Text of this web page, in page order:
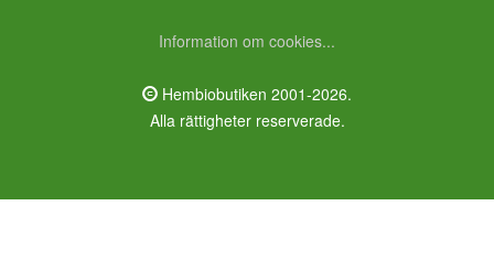
Information om cookies...
Hembiobutiken 2001-2026.
Alla rättigheter reserverade.